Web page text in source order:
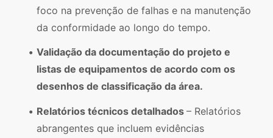
foco na prevenção de falhas e na manutenção
da conformidade ao longo do tempo.
Validação da documentação do projeto e
listas de equipamentos de acordo com os
desenhos de classificação da área.
Relatórios técnicos detalhados – Relatórios
abrangentes que incluem evidências